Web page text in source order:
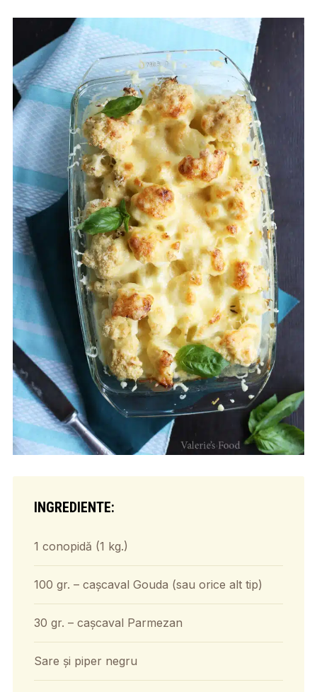
INGREDIENTE:
1 conopidă (1 kg.)
100 gr. – cașcaval Gouda (sau orice alt tip)
30 gr. – cașcaval Parmezan
Sare și piper negru